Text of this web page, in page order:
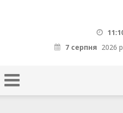
7 серпня 2026